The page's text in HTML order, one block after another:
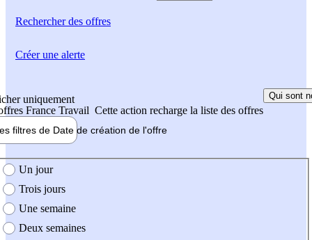
Rechercherdes offres
uniquement
France Travail Cette action recharge la liste des offres
Qui sont
filtres de Date de création de l'offre
création de l'offre
Un jour
Trois jours
Une semaine
Deux semaines
Créer une alerte